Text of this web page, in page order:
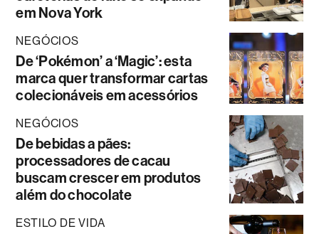
em Nova York
NEGÓCIOS
De ‘Pokémon’ a ‘Magic’: esta
marca quer transformar cartas
colecionáveis em acessórios
NEGÓCIOS
De bebidas a pães:
processadores de cacau
buscam crescer em produtos
além do chocolate
ESTILO DE VIDA